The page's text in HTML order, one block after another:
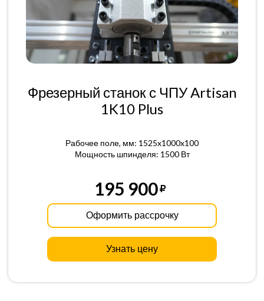
Фрезерный станок с ЧПУ Artisan
1K10 Plus
Рабочее поле, мм: 1525x1000x100
Мощность шпинделя: 1500 Вт
195 900
Оформить рассрочку
Узнать цену